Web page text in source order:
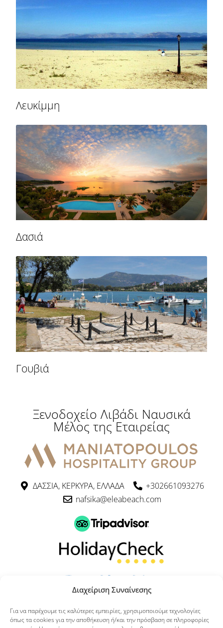
Διαχείριση Συναίνεσης
Για να παρέχουμε τις καλύτερες εμπειρίες, χρησιμοποιούμε τεχνολογίες
όπως τα cookies για την αποθήκευση ή/και την πρόσβαση σε πληροφορίες
Λευκίμμη
Δασιά
Γουβιά
Ξενοδοχείο Λιβάδι Ναυσικά
Μέλος της Εταιρείας
ΔΑΣΣΙΑ, ΚΕΡΚΥΡΑ, ΕΛΛΑΔΑ
+302661093276
nafsika@eleabeach.com
Πατήστε εδώ για να αξιολογήσετε το ξενοδοχείο μας